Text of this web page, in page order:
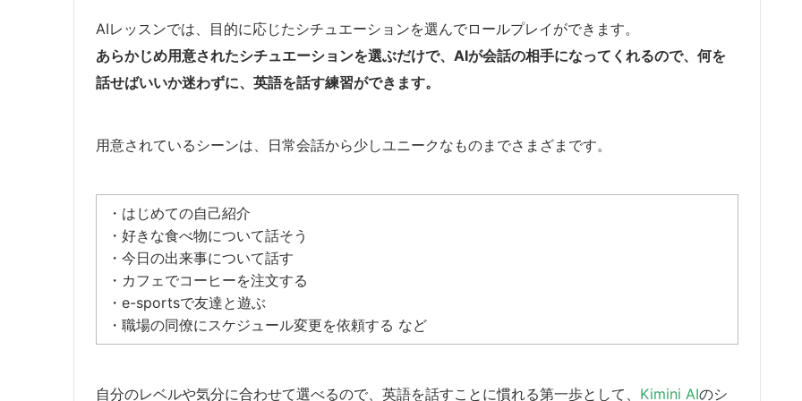
AIレッスンでは、目的に応じたシチュエーションを選んでロールプレイができます。
あらかじめ用意されたシチュエーションを選ぶだけで、AIが会話の相手になってくれるので、何を
話せばいいか迷わずに、英語を話す練習ができます。
用意されているシーンは、日常会話から少しユニークなものまでさまざまです。
・はじめての自己紹介
・ 好きな食べ物について話そう
・今日の出来事について話す
・カフェでコーヒーを注文する
・e-sportsで友達と遊ぶ
・職場の同僚にスケジュール変更を依頼する など
自分のレベルや気分に合わせて選べるので、英語を話すことに慣れる第一歩として、 Kimini AIのシ